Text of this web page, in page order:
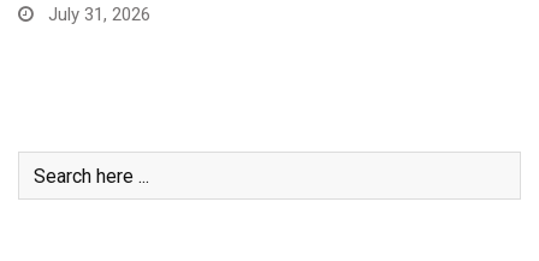
July 31, 2026